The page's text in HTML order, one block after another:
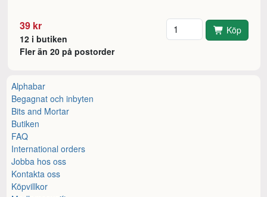
39 kr
12 i butiken
Fler än 20 på postorder
Antal Köp
Alphabar
Begagnat och inbyten
Bits and Mortar
Butiken
FAQ
International orders
Jobba hos oss
Kontakta oss
Köpvillkor